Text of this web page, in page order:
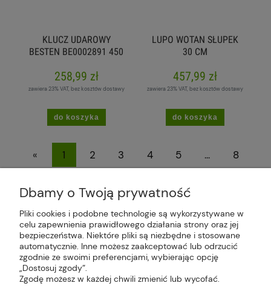
KLUCZ UDAROWY
BESTEN BE0002891 450
258,99 zł
zawiera 23% VAT, bez kosztów dostawy
do koszyka
LUPO WOTAN SŁUPEK
30 CM
457,99 zł
zawiera 23% VAT, bez kosztów dostawy
do koszyka
« 1 2 3 4 5 ...
8
Plus Market Sp. z o.o. | Zakręcie 2K, 22-300
Krasnystaw, woj. lubelskie | sklep@plus-market.pl
| tel: 607 770 953 | NIP: 5170405164
Dbamy o Twoją prywatność
Pliki cookies i podobne technologie są wykorzystywane w
celu zapewnienia prawidłowego działania strony oraz jej
bezpieczeństwa. Niektóre pliki są niezbędne i stosowane
automatycznie. Inne możesz zaakceptować lub odrzucić
zgodnie ze swoimi preferencjami, wybierając opcję
„Dostosuj zgody”.
Zgodę możesz w każdej chwili zmienić lub wycofać.